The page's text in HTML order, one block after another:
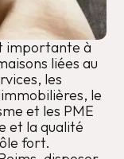
importante à
liées au
les
le
et les PME
et la qualité
fort.